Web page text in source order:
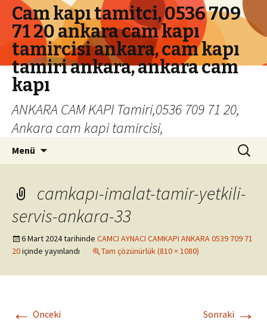
Cam kapı tamitci, 0536 709
71 20 ankara cam kapı
tamircisi ankara, cam kapı
tamiri ankara, ankara cam
kapı
ANKARA CAM KAPI Tamiri,0536 709 71 20,
Ankara cam kapi tamircisi,
Menü Arama:
camkapı-imalat-tamir-yetkili-
servis-ankara-33
6 Mart 2024tarihinde CAMCI AYNACI CAMKAPI ANKARA 0539 709 71
20içinde yayınlandı Tam çözünürlük (810 × 1080)
← Önceki Sonraki →